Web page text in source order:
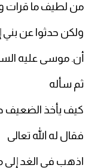
من لطيف ما قرات
ولكن حدثوا عن بني
أن. موسى عليه
ثم سأله
كيف يأخذ الضعيف
فقال له الله تعالى
اذهب فى الغد إلى